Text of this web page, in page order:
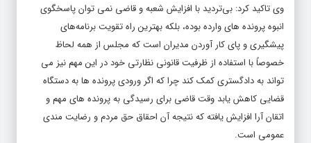
وی تاکید کرد: بی‌تردید با افزایش شعبه و قاضی نمی توان پاسخگوی
انبوه پرونده های وارده بوده، بلکه بهترین راه تقویت برنامه‌های
پیشگیری و پای کار آوردن مدیران است که مجلس از همه لحاظ
خصوصاً با استفاده از ظرفیت قانونی نظارتی خود در این مهم نیز می
تواند به دادگستری کمک کند چرا که اگر ورودی پرونده ها به دستگاه
قضایی کاهش یابد وقت قاضی برای رسیدگی به پرونده های مهم و
اتقان آرا افزایش یافته که نتیجه آن احقاق حق مردم و رضایت مندی
عمومی است.